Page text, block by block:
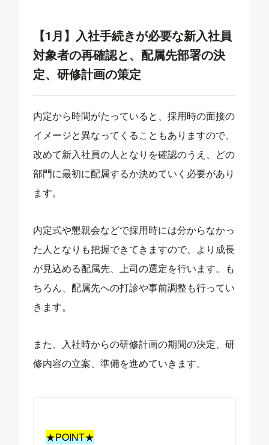
【1月】入社手続きが必要な新入社員
対象者の再確認と、配属先部署の決
定、研修計画の策定
内定から時間がたっていると、採用時の面接の
イメージと異なってくることもありますので、
改めて新入社員の人となりを確認のうえ、どの
部門に最初に配属するか決めていく必要があり
ます。
内定式や懇親会などで採用時には分からなかっ
た人となりも把握できてきますので、より成長
が見込める配属先、上司の選定を行います。も
ちろん、配属先への打診や事前調整も行ってい
きます。
また、入社時からの研修計画の期間の決定、研
修内容の立案、準備を進めていきます。
★POINT★